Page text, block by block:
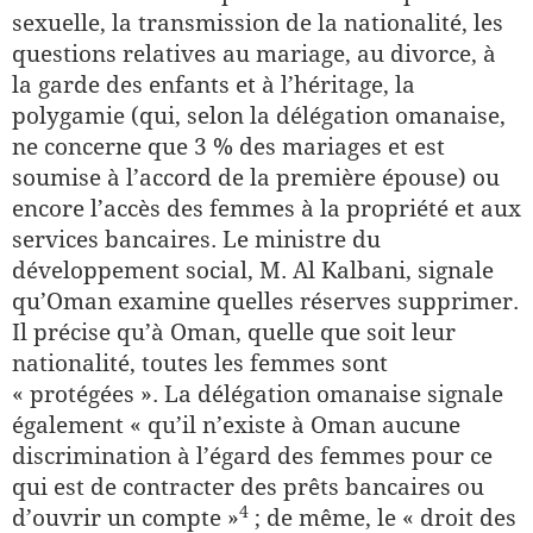
sexuelle, la transmission de la nationalité, les
questions relatives au mariage, au divorce, à
la garde des enfants et à l’héritage, la
polygamie (qui, selon la délégation omanaise,
ne concerne que 3 % des mariages et est
soumise à l’accord de la première épouse) ou
encore l’accès des femmes à la propriété et aux
services bancaires. Le ministre du
développement social, M. Al Kalbani, signale
qu’Oman examine quelles réserves supprimer.
Il précise qu’à Oman, quelle que soit leur
nationalité, toutes les femmes sont
« protégées ». La délégation omanaise signale
également « qu’il n’existe à Oman aucune
discrimination à l’égard des femmes pour ce
qui est de contracter des prêts bancaires ou
d’ouvrir un compte »​4​ ; de même, le « droit des